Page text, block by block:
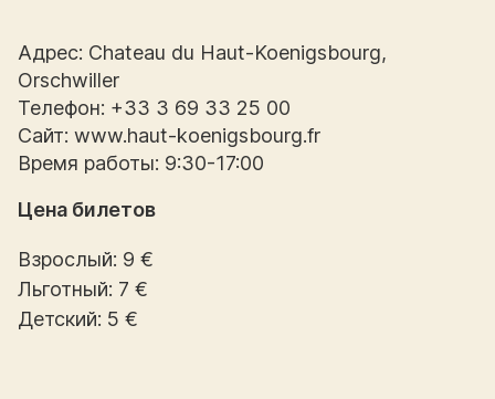
Адрес: Chateau du Haut-Koenigsbourg,
Orschwiller
Телефон: +33 3 69 33 25 00
Сайт: www.haut-koenigsbourg.fr
Время работы: 9:30-17:00
Цена билетов
Взрослый: 9 €
Льготный: 7 €
Детский: 5 €